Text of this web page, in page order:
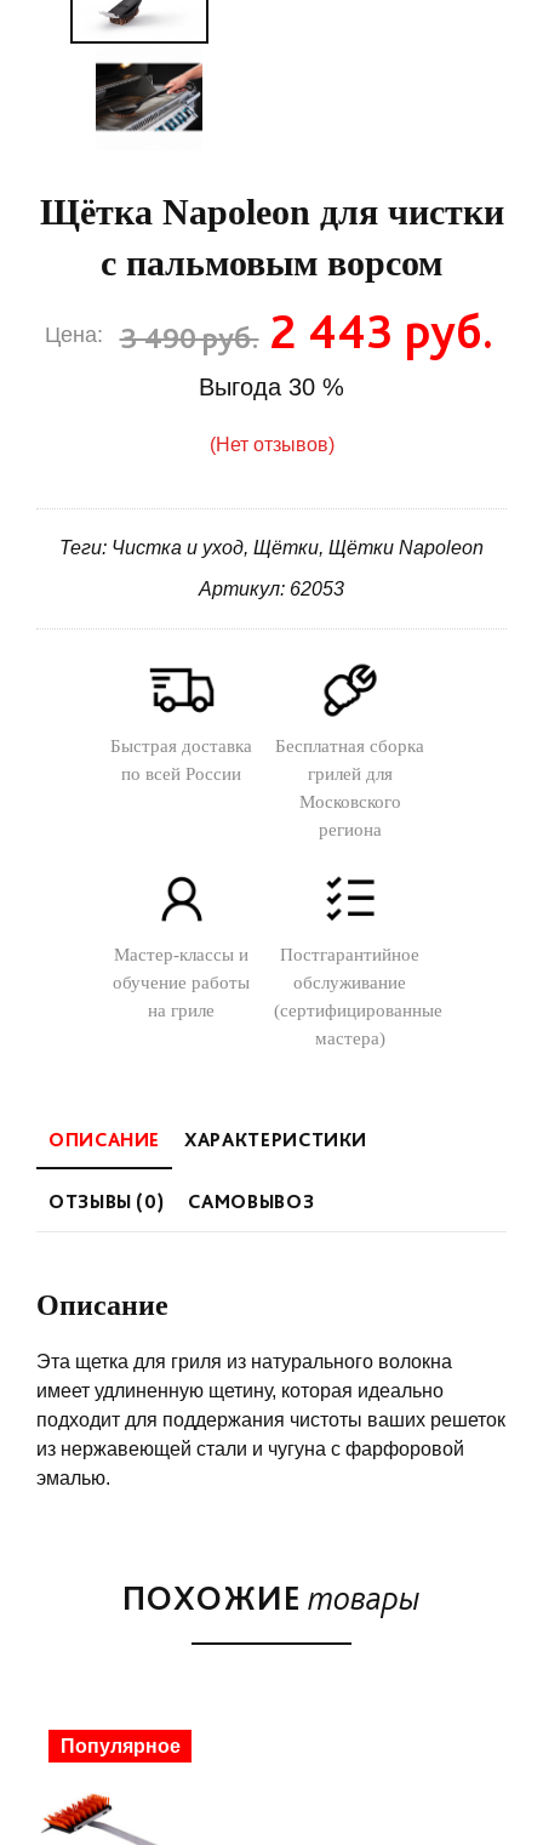
Щётка Napoleon для чистки
с пальмовым ворсом
Цена: 3 490 руб. 2 443 руб.
Выгода 30 %
(Нет отзывов)
Теги: Чистка и уход, Щётки, Щётки Napoleon
Артикул: 62053
Быстрая доставка
по всей России
Бесплатная сборка
грилей для
Московского
региона
Мастер-классы и
обучение работы
на гриле
Постгарантийное
обслуживание
(сертифицированные
мастера)
ОПИСАНИЕ ХАРАКТЕРИСТИКИ
ОТЗЫВЫ (0) САМОВЫВОЗ
Описание
Эта щетка для гриля из натурального волокна
имеет удлиненную щетину, которая идеально
подходит для поддержания чистоты ваших решеток
из нержавеющей стали и чугуна с фарфоровой
эмалью.
ПОХОЖИЕ товары
Популярное